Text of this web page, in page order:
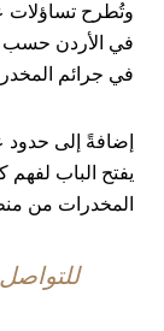
وتُطرح تساؤلات
في الأردن حسب
في جرائم
إضافةً إلى حدود
يفتح الباب
المخدرات من
للتواصل